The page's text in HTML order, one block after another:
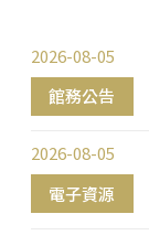
館務公告
2026-08-05
電子資源
2026-08-05